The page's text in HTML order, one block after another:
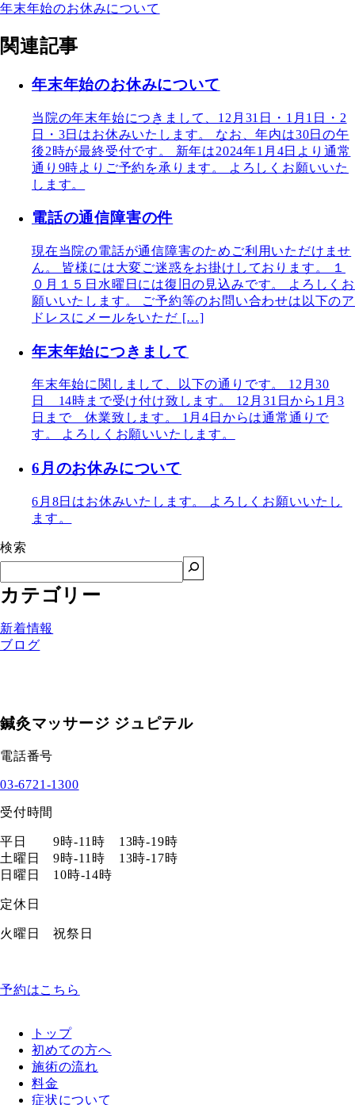
年末年始のお休みについて
関連記事
年末年始のお休みについて
当院の年末年始につきまして、12月31日・1月1日・2
日・3日はお休みいたします。 なお、年内は30日の午
後2時が最終受付です。 新年は2024年1月4日より通常
通り9時よりご予約を承ります。 よろしくお願いいた
します。
電話の通信障害の件
現在当院の電話が通信障害のためご利用いただけませ
ん。 皆様には大変ご迷惑をお掛けしております。 １
０月１５日水曜日には復旧の見込みです。 よろしくお
願いいたします。 ご予約等のお問い合わせは以下のア
ドレスにメールをいただ […]
年末年始につきまして
年末年始に関しまして、以下の通りです。 12月30
日 14時まで受け付け致します。 12月31日から1月3
日まで 休業致します。 1月4日からは通常通りで
す。 よろしくお願いいたします。
6月のお休みについて
6月8日はお休みいたします。 よろしくお願いいたし
ます。
検索
カテゴリー
新着情報
ブログ
鍼灸マッサージ ジュピテル
電話番号
03-6721-1300
受付時間
平日 9時-11時 13時-19時
土曜日 9時-11時 13時-17時
日曜日 10時-14時
定休日
火曜日 祝祭日
予約はこちら
トップ
初めての方へ
施術の流れ
料金
症状について